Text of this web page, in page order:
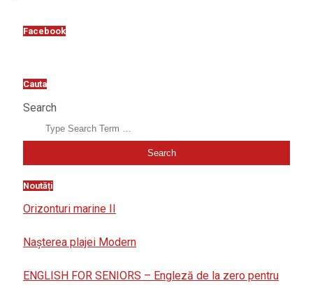
Facebook
Cauta
Search
Noutăți
Orizonturi marine II
Nașterea plajei Modern
ENGLISH FOR SENIORS – Engleză de la zero pentru